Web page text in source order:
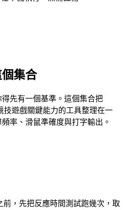
集合
先有一個基準。這個集合把
技遊戲關鍵能力的工具整理在一
率、滑鼠準確度與打字輸出。
前，先把反應時間測試跑幾次，取